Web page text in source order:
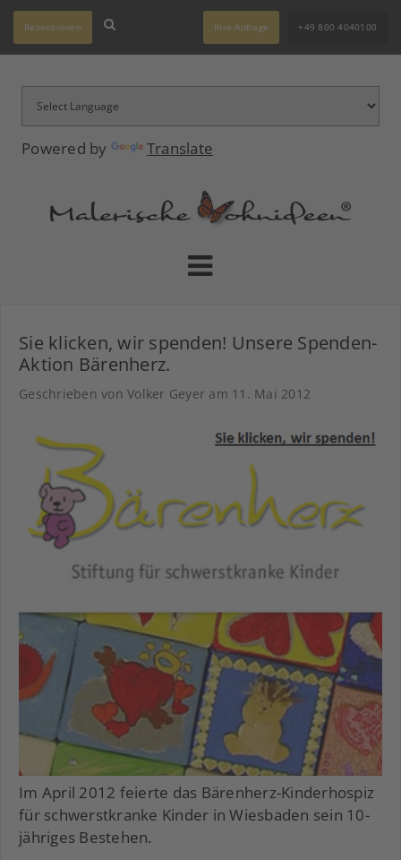
Powered by Translate
Rezensionen Ihre Anfrage +49 800 4040100
Sie klicken, wir spenden! Unsere Spenden-
Aktion Bärenherz.
Geschrieben von Volker Geyer am 11. Mai 2012
Im April 2012 feierte das Bärenherz-Kinderhospiz
für schwerstkranke Kinder in Wiesbaden sein 10-
jähriges Bestehen.